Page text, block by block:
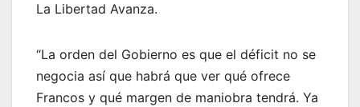
La Libertad Avanza.
“La orden del Gobierno es que el déficit no se
negocia así que habrá que ver qué ofrece
Francos y qué margen de maniobra tendrá. Ya